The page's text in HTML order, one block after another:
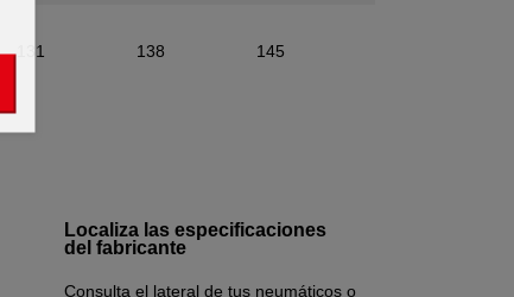
131 138 145
Localiza las especificaciones
del fabricante
Consulta el lateral de tus neumáticos o